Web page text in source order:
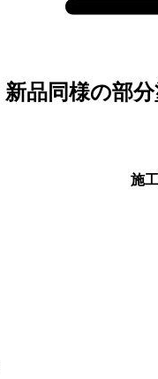
品同様の部分
施工後